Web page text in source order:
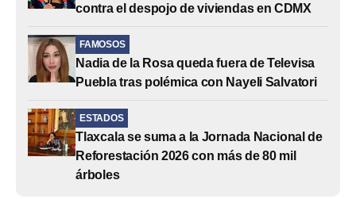
contra el despojo de viviendas en CDMX
FAMOSOS
Nadia de la Rosa queda fuera de Televisa
Puebla tras polémica con Nayeli Salvatori
ESTADOS
Tlaxcala se suma a la Jornada Nacional de
Reforestación 2026 con más de 80 mil
árboles